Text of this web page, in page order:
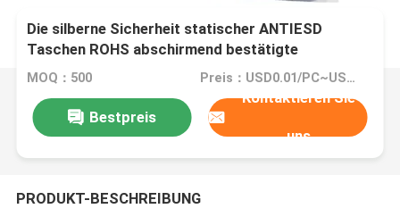
Die silberne Sicherheit statischer ANTIESD
Taschen ROHS abschirmend bestätigte
MOQ：500 Preis：USD0.01/PC~USD0.13/PC
Bestpreis
Kontaktieren Sie
uns
PRODUKT-BESCHREIBUNG